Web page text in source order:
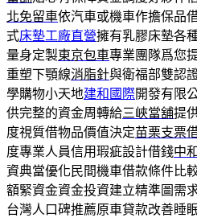
北免留車依汽車或機車作擔保品
式床墊工廠直營擁有乳膠床墊各
量身定製東京包車專業團隊爲您
重塑下顎線消脂針與衛福部雙認
學購物小天地建和國際開發有限
供完整的資金周轉給三峽當舖提
度視質借物品價值決定苗栗支票
度專業人員信用瑕疵設計借錢中
資典當優化民間機車借款條件比
額緊資金資金投資建立精準圖需
台灣人口碑推薦原車貸款改善睡